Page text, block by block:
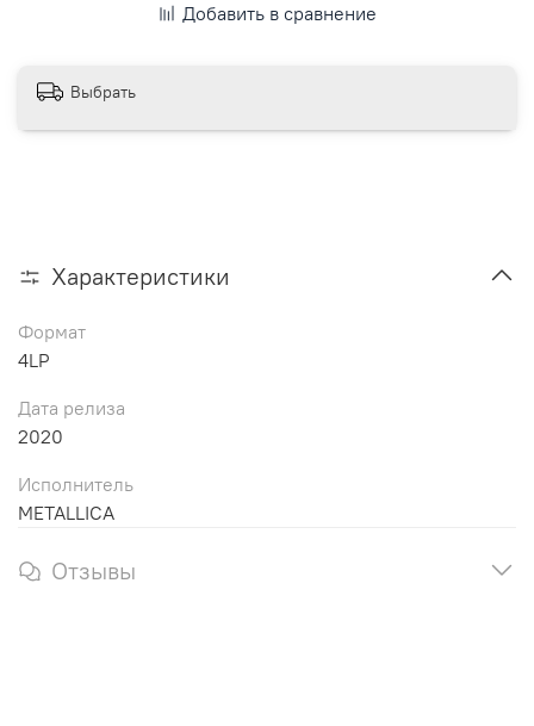
Добавить в сравнение
Выбрать
Характеристики
Формат
4LP
Дата релиза
2020
Исполнитель
METALLICA
Отзывы